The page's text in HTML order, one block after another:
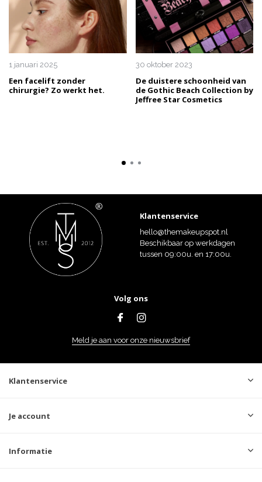
1 januari 2025
Een facelift zonder
chirurgie? Zo werkt het.
30 oktober 2023
De duistere schoonheid van
de Gothic Beach Collection by
Jeffree Star Cosmetics
Klantenservice
hello@themakeupspot.nl
Beschikbaar op werkdagen
tussen 09:00u. en 17:00u.
Volg ons
Meld je aan voor onze nieuwsbrief
Klantenservice
Je account
Informatie